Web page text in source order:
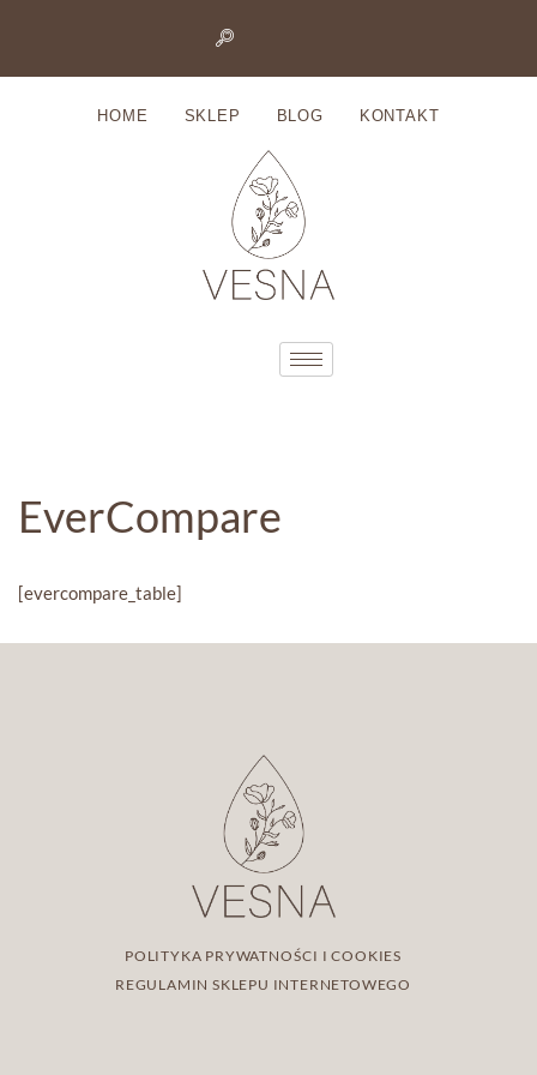
HOME SKLEP BLOG KONTAKT
EverCompare
[evercompare_table]
POLITYKA PRYWATNOŚCI I COOKIES
REGULAMIN SKLEPU INTERNETOWEGO